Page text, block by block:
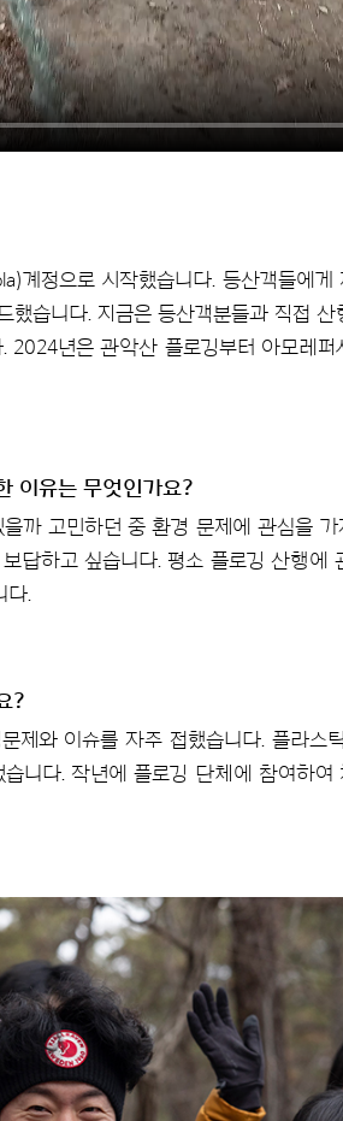
계정으로 시작했습니다. 등산객들에
습니다. 지금은 등산객분들과 직접
2024년은 관악산 플로깅부터 아모레
이유는 무엇인가요?
까 고민하던 중 환경 문제에 관심을
답하고 싶습니다. 평소 플로깅 산행에
다.
?
제와 이슈를 자주 접했습니다. 플라스
니다. 작년에 플로깅 단체에 참여하